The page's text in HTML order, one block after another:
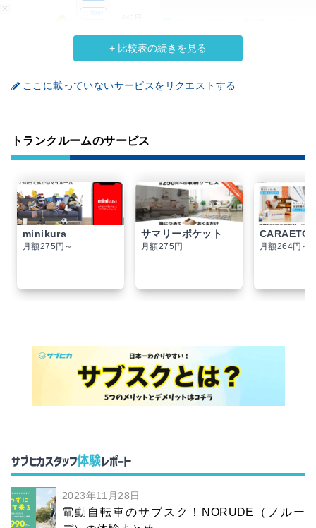
価格
+ 比較表の続きを見る
ここに載っていないサービスをリクエストする
トランクルームのサービス
minikura
月額275円～
サマリーポケット
月額275円
CARAETO
月額264円～
サブヒカスタッフ体験レポート
2023年11月28日
電動自転車のサブスク！NORUDE（ノルー